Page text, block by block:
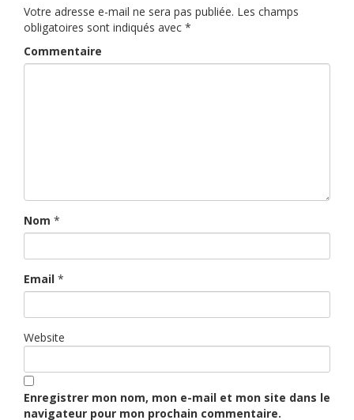
Votre adresse e-mail ne sera pas publiée. Les champs
obligatoires sont indiqués avec *
Commentaire
Nom *
Email *
Website
Enregistrer mon nom, mon e-mail et mon site dans le
navigateur pour mon prochain commentaire.